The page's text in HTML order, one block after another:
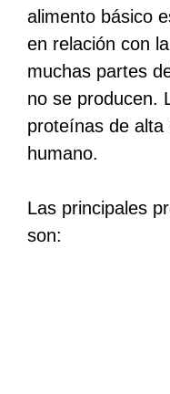
alimento básico
en relación con
muchas partes
no se producen.
proteínas de alta
humano.
Las principales
son: